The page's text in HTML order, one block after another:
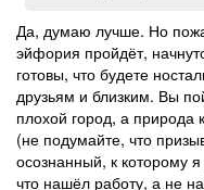
Да, думаю лучше. Но
эйфория пройдёт,
готовы, что будете
друзьям и близким. Вы
плохой город, а природа
(не подумайте, что
осознанный, к которому
что нашёл работу, а не